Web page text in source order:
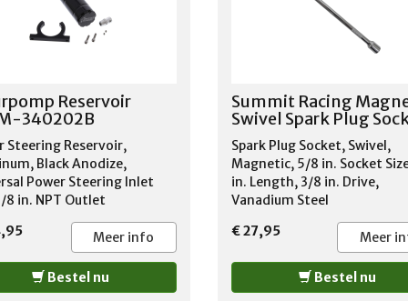
Reservoir
340202B
Steering Reservoir,
Black Anodize,
Power Steering Inlet
8 in. NPT Outlet
threads
Steering Outlet Size:3/8 in.
Length (in.):7.250 in.
(in.):2.250 in. Reservoir
Reservoir
Meer info
Bestel nu
Summit Racing
Swivel Spark Plug
Spark Plug Socket, Swivel,
Magnetic, 5/8 in. Socket
in. Length, 3/8 in. Drive,
Vanadium Steel
€ 27,95
Meer
Bestel nu